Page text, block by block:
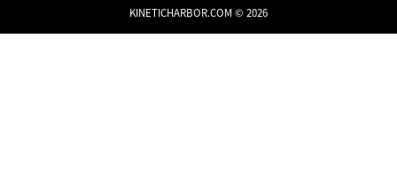
KINETICHARBOR.COM © 2026